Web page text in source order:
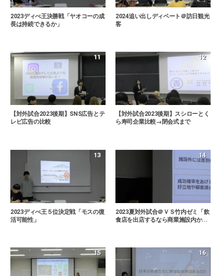
2023ディべ王決勝戦「ヤオコーの成
長は持続できるか」
2024追い出しディベート＠訪日観光
客
11
【対外試合2023後期】SNS広告とテ
レビ広告の比較
12
【対外試合2023後期】スシローとく
ら寿司企業比較→閉会式まで
13
2023ディべ王５位決定戦「モスの復
活可能性」
14
2023夏対外試合＠ＶＳ竹内ゼミ「飲
食店を出店するなら商業施設内か...
15 16